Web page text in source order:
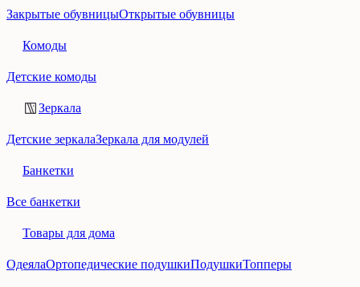
Закрытые обувницыОткрытые обувницы
Комоды
Детские комоды
Зеркала
Детские зеркалаЗеркала для модулей
Банкетки
Все банкетки
Товары для дома
ОдеялаОртопедические подушкиПодушкиТопперы